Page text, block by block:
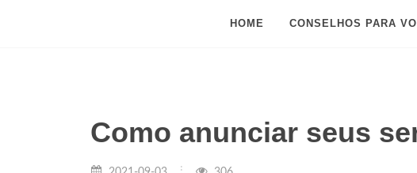
HOME CONSELHOS PARA
Como anunciar seus